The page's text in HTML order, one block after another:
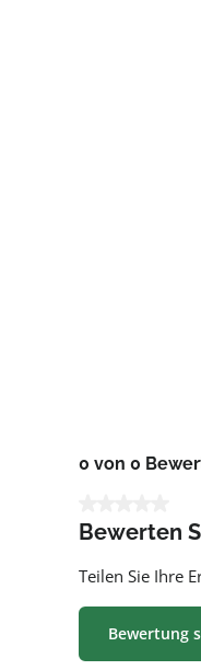
0 von 0
Bewerten
Teilen Sie Ihre
Bewertung